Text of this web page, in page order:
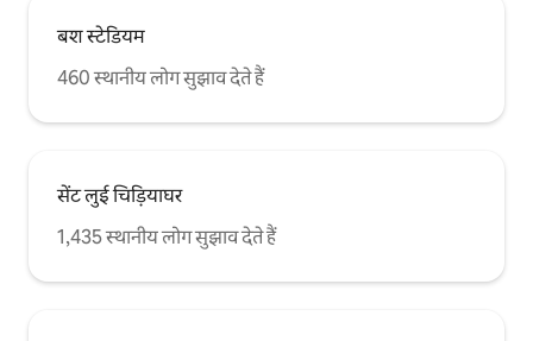
बश स्टेडियम
460 स्थानीय लोग सुझाव देते हैं
सेंट लुई चिड़ियाघर
1,435 स्थानीय लोग सुझाव देते हैं